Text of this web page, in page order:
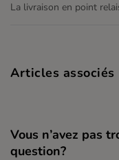
La livraison en point
Articles associés
Vous n’avez pas
question?